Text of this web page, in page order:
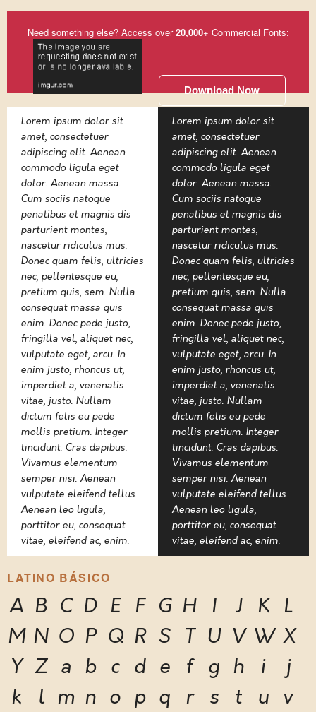
Need something else? Access over20,000+ Commercial Fonts:
Download Now
Lorem ipsum dolor sit
amet, consectetuer
adipiscing elit. Aenean
commodo ligula eget
dolor. Aenean massa.
Cum sociis natoque
penatibus et magnis dis
parturient montes,
nascetur ridiculus mus.
Donec quam felis, ultricies
nec, pellentesque eu,
pretium quis, sem. Nulla
consequat massa quis
enim. Donec pede justo,
fringilla vel, aliquet nec,
vulputate eget, arcu. In
enim justo, rhoncus ut,
imperdiet a, venenatis
vitae, justo. Nullam
dictum felis eu pede
mollis pretium. Integer
tincidunt. Cras dapibus.
Vivamus elementum
semper nisi. Aenean
vulputate eleifend tellus.
Aenean leo ligula,
porttitor eu, consequat
vitae, eleifend ac, enim.
Lorem ipsum dolor sit
amet, consectetuer
adipiscing elit. Aenean
commodo ligula eget
dolor. Aenean massa.
Cum sociis natoque
penatibus et magnis dis
parturient montes,
nascetur ridiculus mus.
Donec quam felis, ultricies
nec, pellentesque eu,
pretium quis, sem. Nulla
consequat massa quis
enim. Donec pede justo,
fringilla vel, aliquet nec,
vulputate eget, arcu. In
enim justo, rhoncus ut,
imperdiet a, venenatis
vitae, justo. Nullam
dictum felis eu pede
mollis pretium. Integer
tincidunt. Cras dapibus.
Vivamus elementum
semper nisi. Aenean
vulputate eleifend tellus.
Aenean leo ligula,
porttitor eu, consequat
vitae, eleifend ac, enim.
LATINO BÁSICO
A B C D E F G H I J K
L
M N O P Q R S T U V W X
Y Z a b c d e f g h i
j
k
l m n o p q r s t u
v